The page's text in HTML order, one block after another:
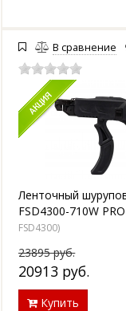
В сравнение
Ленточный
FSD4300-710W
FSD4300)
23895руб.
20913 руб.
Купить